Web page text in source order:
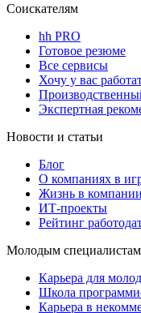
Соискателям
hh PRO
Готовое резюме
Все сервисы
Хочу у вас
Экспертная
Новости и статьи
Блог
О компаниях в
Жизнь в компании
ИТ-проекты
Рейтинг
Молодым специалистам
Карьера для
Школа
Карьера в